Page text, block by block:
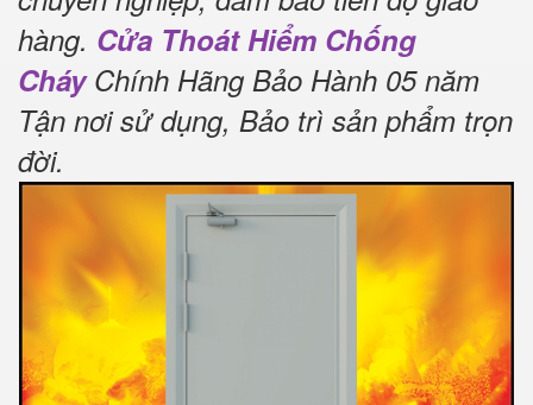
hàng. Cửa Thoát Hiểm Chống
CháyChính Hãng Bảo Hành 05 năm
Tận nơi sử dụng, Bảo trì sản phẩm trọn
đời.